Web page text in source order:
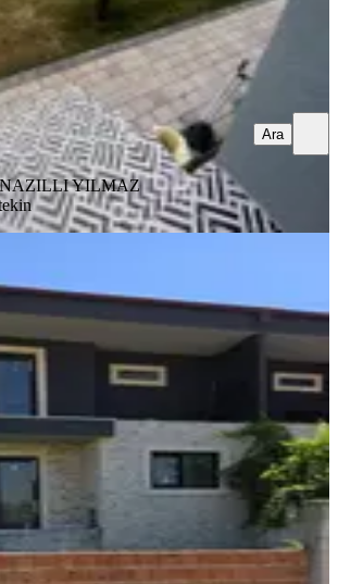
NAZILLI YILMAZ
Ara
Satılık Natamam Villa
İstiklal Mahallesi
·200 m² 14.07.2026
Karakaya